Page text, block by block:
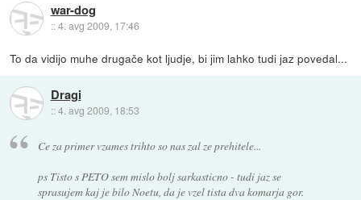
war-dog
::4. avg 2009, 17:46
To da vidijo muhe drugače kot ljudje, bi jim lahko tudi jaz povedal...
Dragi
::4. avg 2009, 18:53
Ce za primer vzames trihto so nas zal ze prehitele...
ps Tisto s PETO sem mislo bolj sarkasticno - tudi jaz se
sprasujem kaj je bilo Noetu, da je vzel tista dva komarja gor.